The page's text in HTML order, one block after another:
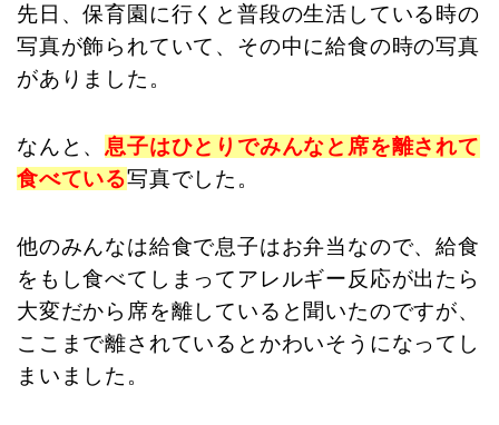
先日、保育園に行くと普段の生活している時の
写真が飾られていて、その中に給食の時の写真
がありました。
なんと、 息子はひとりでみんなと席を離されて
食べている写真でした。
他のみんなは給食で息子はお弁当なので、給食
をもし食べてしまってアレルギー反応が出たら
大変だから席を離していると聞いたのですが、
ここまで離されているとかわいそうになってし
まいました。